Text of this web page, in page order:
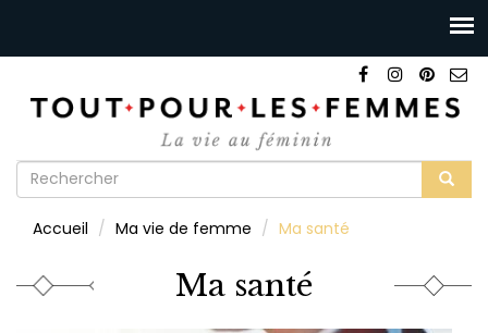
Formulaire
recherche
Accueil Ma vie de femme Ma santé
Ma santé